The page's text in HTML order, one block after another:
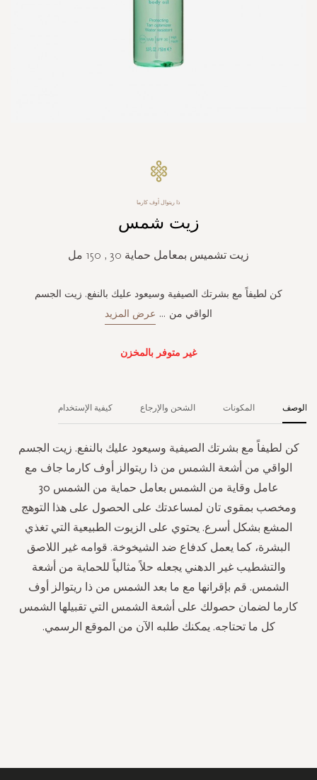
ذا ريتوال أوف كارما
زيت شمس
زيت تشميس بمعامل حماية 30 , 150 مل
كن لطيفاً مع بشرتك الصيفية وسيعود عليك بالنفع. زيت الجسم
الواقي من ... عرض المزيد
غير متوفر بالمخزن
الوصف
كن لطيفاً مع بشرتك الصيفية وسيعود عليك بالنفع. زيت الجسم
الواقي من أشعة الشمس من ذا ريتوالز أوف كارما جاف مع
عامل وقاية من الشمس بعامل حماية من الشمس 30
ومخصب بمقوى تان لمساعدتك على الحصول على هذا التوهج
المشع بشكل أسرع. يحتوي على الزيوت الطبيعية التي تغذي
البشرة، كما يعمل كدفاع ضد الشيخوخة. قوامه غير اللاصق
والتشطيب غير الدهني يجعله حلاً مثالياً للحماية من أشعة
الشمس. قم بإقرانها مع ما بعد الشمس من ذا ريتوالز أوف
كارما لضمان حصولك على أشعة الشمس التي تقبيلها الشمس
كل ما تحتاجه. يمكنك طلبه الآن من الموقع الرسمي.
المكونات الشحن والإرجاع كيفية الإستخدام